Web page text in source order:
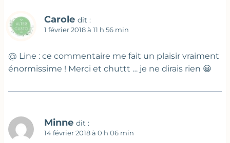
Carole dit :
1 février 2018 à 11 h 56 min
@ Line : ce commentaire me fait un plaisir vraiment
énormissime ! Merci et chuttt … je ne dirais rien 😀
Minne dit :
14 février 2018 à 0 h 06 min